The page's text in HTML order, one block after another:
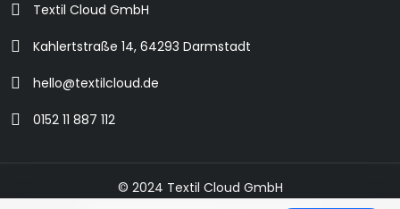
Textil Cloud GmbH
Kahlertstraße 14, 64293 Darmstadt
hello@textilcloud.de
0152 11 887 112
© 2024 Textil Cloud GmbH